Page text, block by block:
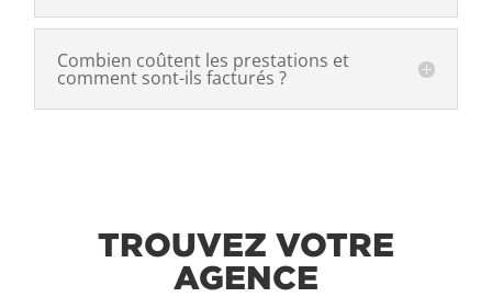
Combien coûtent les prestations et
comment sont-ils facturés ?
TROUVEZ VOTRE
AGENCE